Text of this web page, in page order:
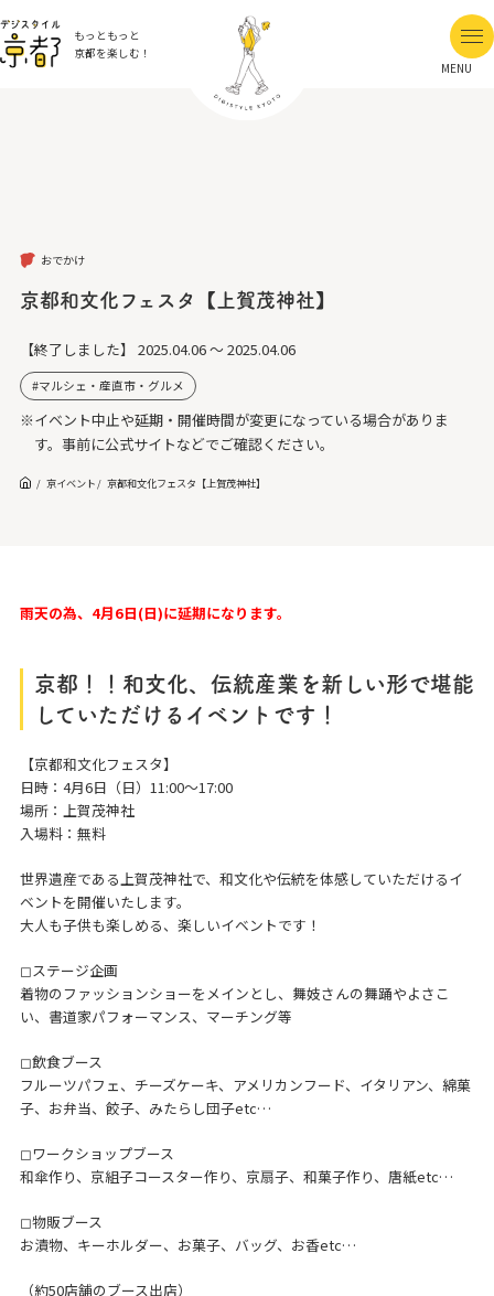
もっともっと
京都を楽しむ！
MENU
おでかけ
京都和文化フェスタ【上賀茂神社】
【終了しました】 2025.04.06 ～ 2025.04.06
マルシェ・産直市・グルメ
※イベント中止や延期・開催時間が変更になっている場合がありま
す。事前に公式サイトなどでご確認ください。
京イベント 京都和文化フェスタ【上賀茂神社】
雨天の為、4月6日(日)に延期になります。
京都！！和文化、伝統産業を新しい形で堪能
していただけるイベントです！
【京都和文化フェスタ】
日時：4月6日（日）11:00〜17:00
場所：上賀茂神社
入場料：無料
世界遺産である上賀茂神社で、和文化や伝統を体感していただけるイ
ベントを開催いたします。
大人も子供も楽しめる、楽しいイベントです！
◻︎ステージ企画
着物のファッションショーをメインとし、舞妓さんの舞踊やよさこ
い、書道家パフォーマンス、マーチング等
◻︎飲食ブース
フルーツパフェ、チーズケーキ、アメリカンフード、イタリアン、綿菓
子、お弁当、餃子、みたらし団子etc…
◻︎ワークショップブース
和傘作り、京組子コースター作り、京扇子、和菓子作り、唐紙etc…
◻︎物販ブース
お漬物、キーホルダー、お菓子、バッグ、お香etc…
（約50店舗のブース出店）